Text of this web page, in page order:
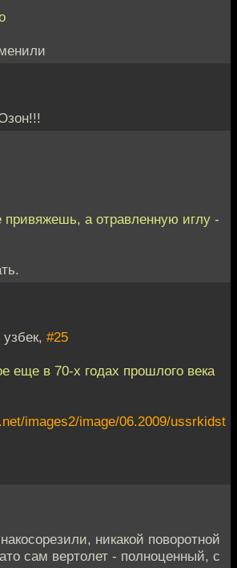
привяжешь, а отравленную иглу -
#25
еще в 70-х годах прошлого века
images2/image/06.2009/ussrkidst
никакой поворотной
сам вертолет - полноценный, с